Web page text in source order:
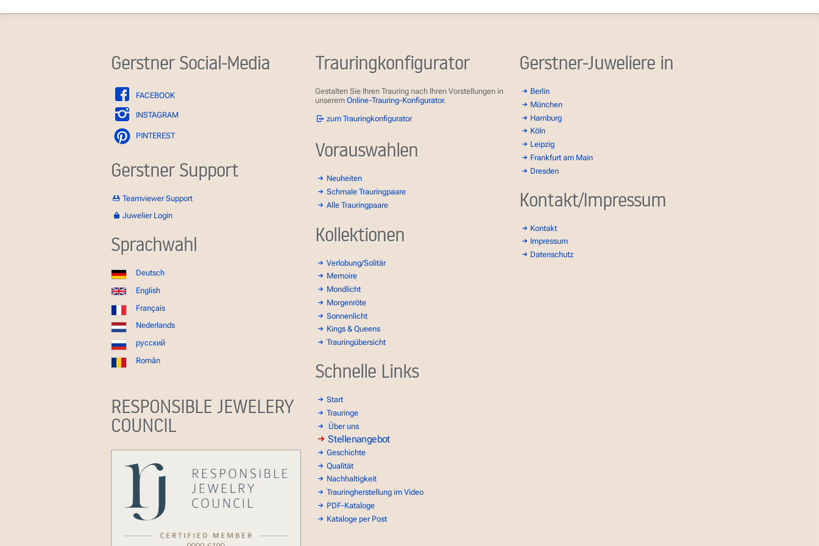
Gerstner Social-Media
FACEBOOK
INSTAGRAM
PINTEREST
Gerstner Support
Teamviewer Support
Juwelier Login
Sprachwahl
Deutsch
English
Français
Nederlands
русский
Român
RESPONSIBLE JEWELERY
COUNCIL
Trauringkonfigurator
Gestalten Sie Ihren Trauring nach Ihren Vorstellungen in
unserem Online-Trauring-Konfigurator.
zum Trauringkonfigurator
Vorauswahlen
Neuheiten
Schmale Trauringpaare
Alle Trauringpaare
Kollektionen
Verlobung/Solitär
Memoire
Mondlicht
Morgenröte
Sonnenlicht
Kings & Queens
Trauringübersicht
Schnelle Links
Start
Trauringe
Über uns
Stellenangebot
Geschichte
Qualität
Nachhaltigkeit
Trauringherstellung im Video
PDF-Kataloge
Kataloge per Post
Gerstner-Juweliere in
Berlin
München
Hamburg
Köln
Leipzig
Frankfurt am Main
Dresden
Kontakt/Impressum
Kontakt
Impressum
Datenschutz